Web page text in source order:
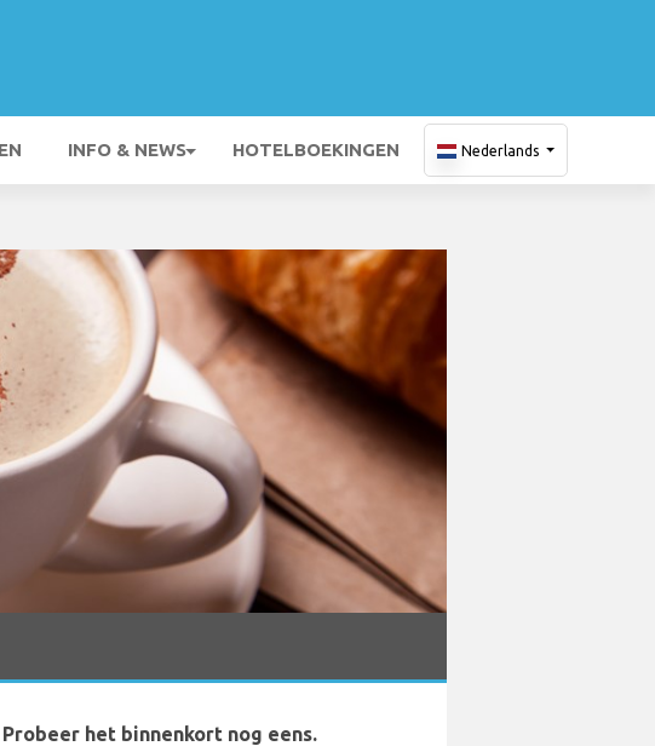
INFO & NEWS HOTELBOEKINGEN Nederlands
het binnenkort nog eens.